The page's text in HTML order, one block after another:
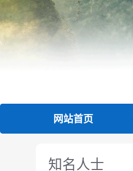
网站首页
知名人士